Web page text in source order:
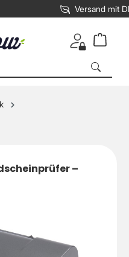
Versand mit
–